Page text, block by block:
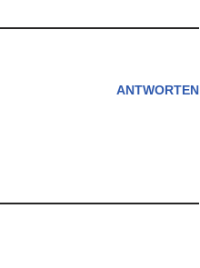
ANTWORTEN